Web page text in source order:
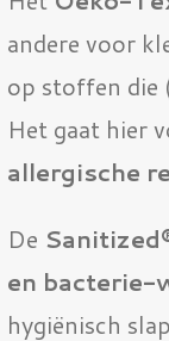
andere voor
op stoffen die
Het gaat hier
allergische
De
en bacterie-
hygiënisch